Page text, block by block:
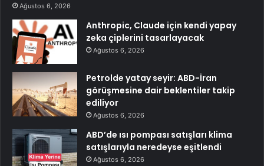
Ağustos 6, 2026
Anthropic, Claude için kendi yapay
zeka çiplerini tasarlayacak
Ağustos 6, 2026
Petrolde yatay seyir: ABD-İran
görüşmesine dair beklentiler takip
ediliyor
Ağustos 6, 2026
ABD’de ısı pompası satışları klima
satışlarıyla neredeyse eşitlendi
Ağustos 6, 2026